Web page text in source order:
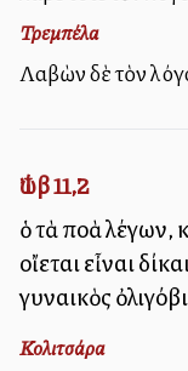
Τρεμπέλα
Λαβὼν δὲ τὸν
Ἰώβ 11,2
ὁ τὰ πολλὰ
οἴεται εἶναι
γυναικὸς
Κολιτσάρα